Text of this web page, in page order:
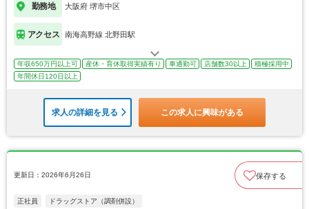
勤務地 大阪府 堺市中区
アクセス 南海高野線 北野田駅
年収650万円以上可 産休・育休取得実績有り 車通勤可 店舗数30以上
積極採用中
年間休日120日以上
求人の詳細を見る この求人に興味がある
更新日：2026年6月26日 保存する
正社員 ドラッグストア（調剤併設）